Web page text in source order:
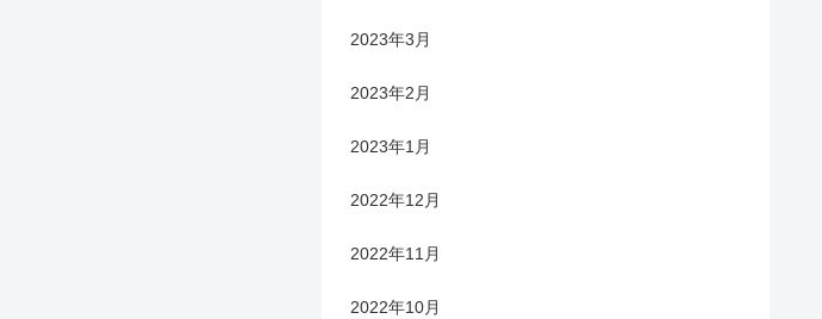
2023年3月
2023年2月
2023年1月
2022年12月
2022年11月
2022年10月